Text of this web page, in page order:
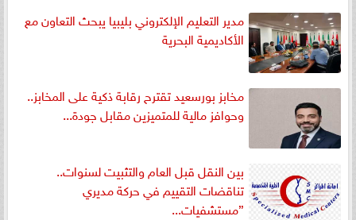
مدير التعليم الإلكتروني بليبيا يبحث التعاون مع
الأكاديمية البحرية
مخابز بورسعيد تقترح رقابة ذكية على المخابز..
وحوافز مالية للمتميزين مقابل جودة...
بين النقل قبل العام والتثبيت لسنوات..
تناقضات التقييم في حركة مديري
”مستشفيات...